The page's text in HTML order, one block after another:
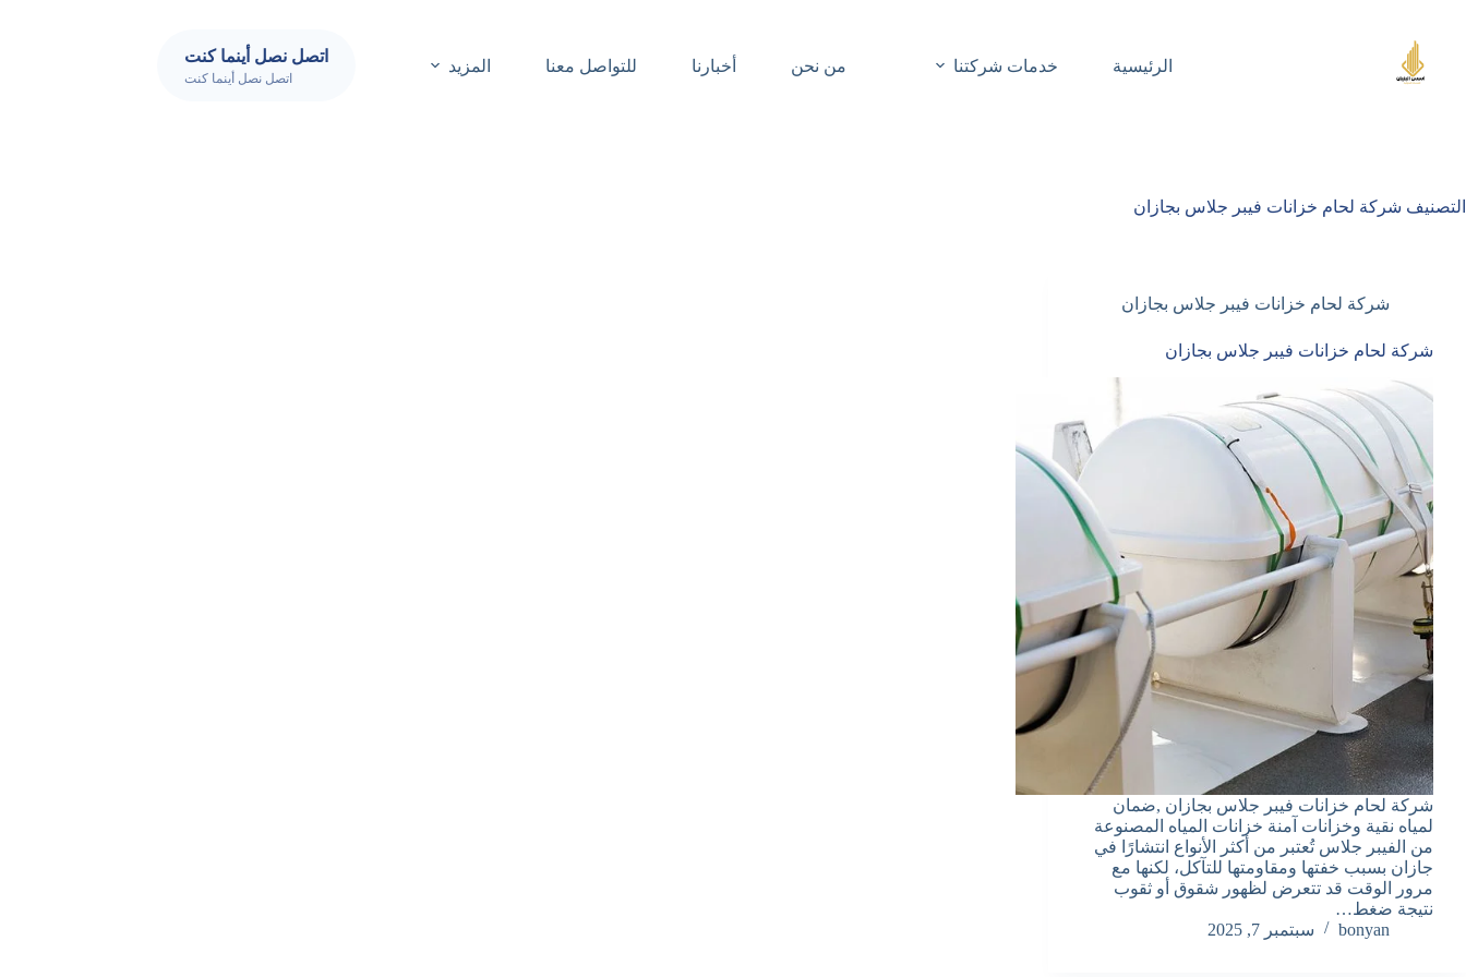
المحتوى
الرئيسية خدمات شركتنا من نحن أخبارنا للتواصل معنا المزيد اتصل نصل أينما كنت
اتصل نصل أينما كنت
التصنيف شركة لحام خزانات فيبر جلاس بجازان
شركة لحام خزانات فيبر جلاس بجازان
شركة لحام خزانات فيبر جلاس بجازان
شركة لحام خزانات فيبر جلاس بجازان ,ضمان
لمياه نقية وخزانات آمنة خزانات المياه المصنوعة
من الفيبر جلاس تُعتبر من أكثر الأنواع انتشارًا في
جازان بسبب خفتها ومقاومتها للتآكل، لكنها مع
مرور الوقت قد تتعرض لظهور شقوق أو ثقوب
نتيجة ضغط…
bonyan
سبتمبر 7, 2025